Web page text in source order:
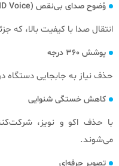
وُضوح صدای بی‌نقص (HD Voice)
انتقال صدا با کیفیت بالا، که
پوشش ۳۶۰ درجه
حذف نیاز به جابجایی دستگاه
کاهش خستگی شنوایی
با حذف اکو و نویز،
می‌شوند.
تصویر حرفه‌ای